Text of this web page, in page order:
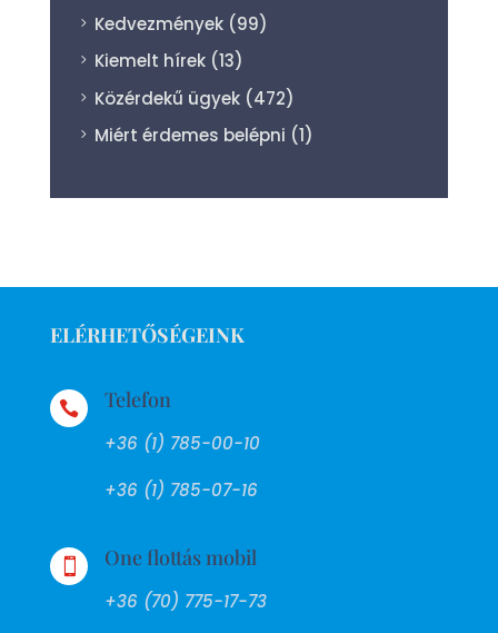
Kedvezmények (99)
Kiemelt hírek (13)
Közérdekű ügyek (472)
Miért érdemes belépni (1)
ELÉRHETŐSÉGEINK
 Telefon
+36 (1) 785-00-10
+36 (1) 785-07-16
 One flottás mobil
+36 (70) 775-17-73